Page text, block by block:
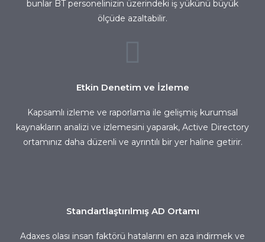
bunlar BT personelinizin üzerindeki iş yükünü büyük
ölçüde azaltabilir.
Etkin Denetim ve İzleme
Kapsamlı izleme ve raporlama ile gelişmiş kurumsal
kaynakların analizi ve izlemesini yaparak, Active Directory
ortamınız daha düzenli ve ayrıntılı bir yer haline getirir.
Standartlaştırılmış AD Ortamı
Adaxes olası insan faktörü hatalarını en aza indirmek ve